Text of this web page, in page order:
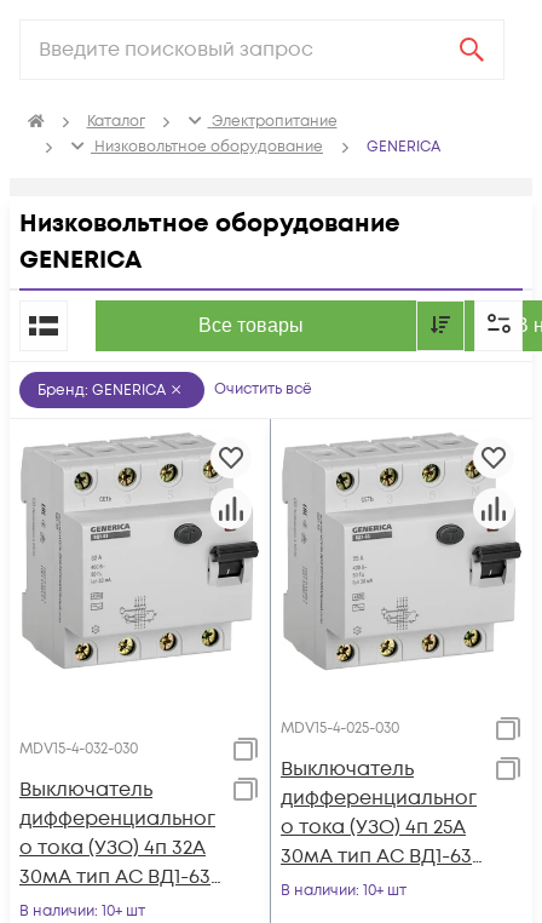
Каталог
Электропитание
Низковольтное оборудование
GENERICA
Низковольтное оборудование
GENERICA
Все товары В
По популярности
Бренд: GENERICA Очистить всё
MDV15-4-032-030
Выключатель
дифференциальног
о тока (УЗО) 4п 32А
30мА тип AC ВД1-63
GENERICA MDV15-4-
В наличии: 10+ шт
MDV15-4-025-030
Выключатель
дифференциальног
о тока (УЗО) 4п 25А
30мА тип AC ВД1-63
GENERICA MDV15-4-
В наличии: 10+ шт